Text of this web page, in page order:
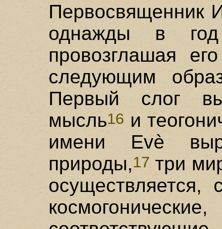
Первосвященник
однажды в год
провозглашая
следующим
Первый слог
мысль16и
имени Evè
природы,17три
осуществляется,